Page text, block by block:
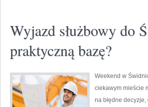
Wyjazd służbowy
praktyczną bazę?
Weekend w
ciekawym mieście
na błędne